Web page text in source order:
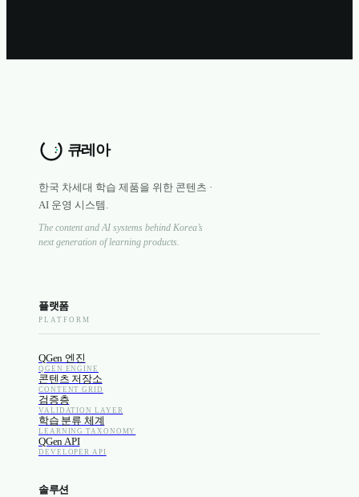
한국 차세대 학습 제품을 위한 콘텐츠 ·
AI 운영 시스템.
The content and AI systems behind Korea’s
next generation of learning products.
플랫폼
PLATFORM
QGen 엔진
QGEN ENGINE
콘텐츠 저장소
CONTENT GRID
검증층
VALIDATION LAYER
학습 분류 체계
LEARNING TAXONOMY
QGen API
DEVELOPER API
솔루션